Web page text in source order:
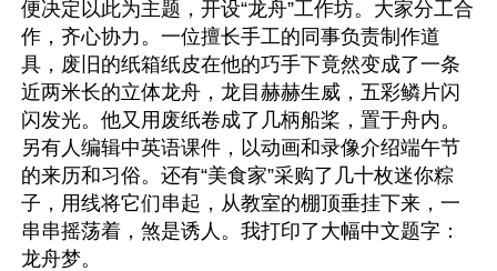
便决定以此为主题，开设“龙舟”工作坊。大家分工合
作，齐心协力。一位擅长手工的同事负责制作道
具，废旧的纸箱纸皮在他的巧手下竟然变成了一条
近两米长的立体龙舟，龙目赫赫生威，五彩鳞片闪
闪发光。他又用废纸卷成了几柄船桨，置于舟内。
另有人编辑中英语课件，以动画和录像介绍端午节
的来历和习俗。还有“美食家”采购了几十枚迷你粽
子，用线将它们串起，从教室的棚顶垂挂下来，一
串串摇荡着，煞是诱人。我打印了大幅中文题字：
龙舟梦。